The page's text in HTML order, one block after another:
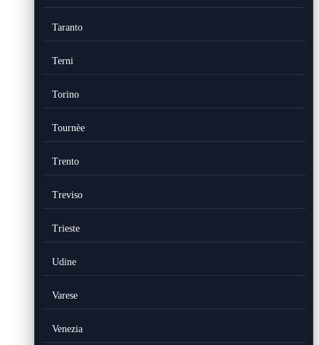
Taranto
Terni
Torino
Tournèe
Trento
Treviso
Trieste
Udine
Varese
Venezia